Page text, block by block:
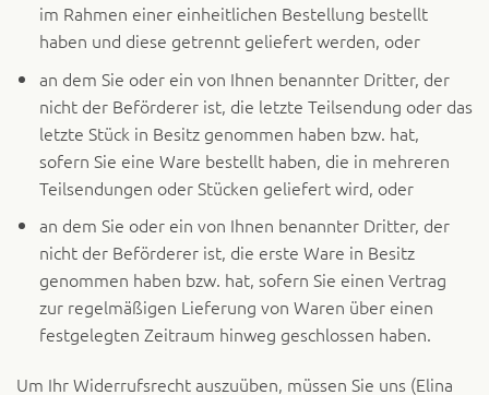
im Rahmen einer einheitlichen Bestellung bestellt
haben und diese getrennt geliefert werden, oder
an dem Sie oder ein von Ihnen benannter Dritter, der
nicht der Beförderer ist, die letzte Teilsendung oder das
letzte Stück in Besitz genommen haben bzw. hat,
sofern Sie eine Ware bestellt haben, die in mehreren
Teilsendungen oder Stücken geliefert wird, oder
an dem Sie oder ein von Ihnen benannter Dritter, der
nicht der Beförderer ist, die erste Ware in Besitz
genommen haben bzw. hat, sofern Sie einen Vertrag
zur regelmäßigen Lieferung von Waren über einen
festgelegten Zeitraum hinweg geschlossen haben.
Um Ihr Widerrufsrecht auszuüben, müssen Sie uns (Elina